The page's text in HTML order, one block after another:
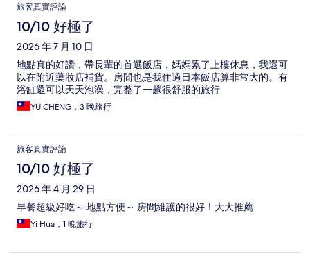
旅客真實評論
10/10 好極了
2026 年 7 月 10 日
地點真的好讚，帶長輩的首選飯店，媽媽累了上樓休息，我還可
以在附近藥妝店補貨。房間也是我住過日本飯店算非常大的。有
浴缸還可以天天泡澡，完整了一趟很舒服的旅行
YU CHENG，3 晚旅行
旅客真實評論
10/10 好極了
2026 年 4 月 29 日
早餐超級好吃～ 地點方便～ 房間維護的很好！大大推薦
Yi Hua，1 晚旅行